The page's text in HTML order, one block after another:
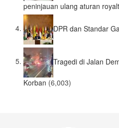
peninjauan ulang aturan
DPR dan Standar
Tragedi di Jalan
Korban (6,003)